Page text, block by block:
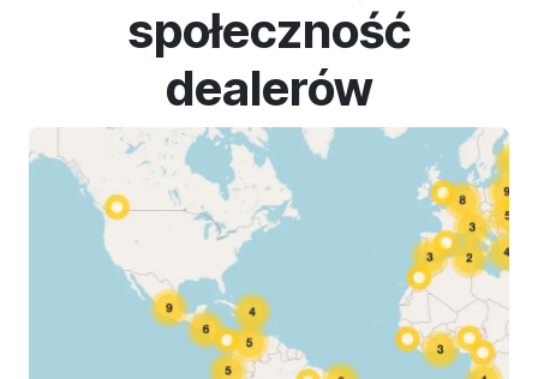
społeczność
dealerów